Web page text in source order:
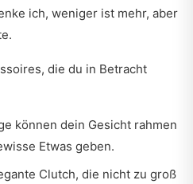
ich, weniger ist mehr, aber
die du in Betracht
können dein Gesicht rahmen
Etwas geben.
Clutch, die nicht zu groß